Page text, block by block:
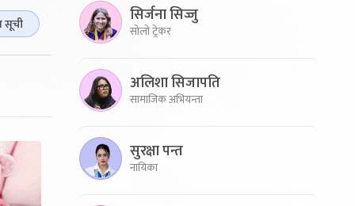
सूची सिर्जना सिज्जु
सोलो ट्रेकर
अलिशा सिजापति
सामाजिक अभियन्ता
सुरक्षा पन्त
नायिका